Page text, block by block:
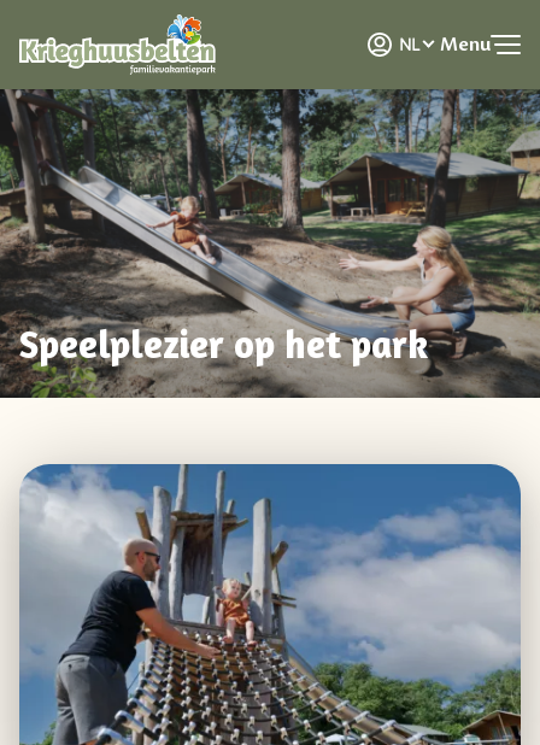
NL
EN Menu
Speelplezier op het park